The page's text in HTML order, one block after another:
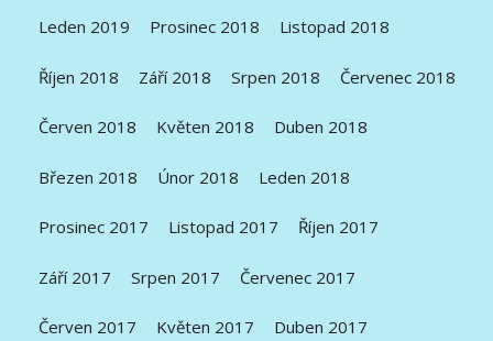
Leden 2019 Prosinec 2018 Listopad 2018
Říjen 2018 Září 2018 Srpen 2018 Červenec 2018
Červen 2018 Květen 2018 Duben 2018
Březen 2018 Únor 2018 Leden 2018
Prosinec 2017 Listopad 2017 Říjen 2017
Září 2017 Srpen 2017 Červenec 2017
Červen 2017 Květen 2017 Duben 2017